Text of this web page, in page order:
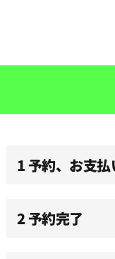
11:00
1 予約、お支
2 予約完了